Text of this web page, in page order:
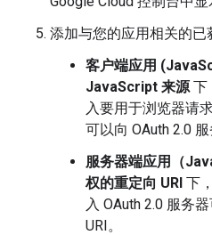
添加与您的应用相关的已
客户端应用
JavaScript 来源下
入要用于浏览器请
可以向 OAuth 2.0
服务器端应用（
权的重定向 URI 下
入 OAuth 2.0 服务
URI。